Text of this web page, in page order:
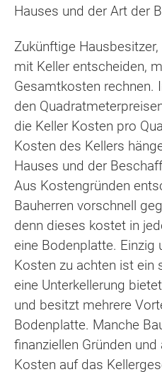
Hauses und der Art der
Zukünftige
mit Keller entscheiden,
Gesamtkosten rechnen.
den
die Keller Kosten pro
Kosten des Kellers
Hauses und der
Aus Kostengründen
Bauherren vorschnell
denn dieses kostet in
eine Bodenplatte. Einzig
Kosten zu achten ist ein
eine Unterkellerung
und besitzt mehrere
Bodenplatte. Manche
finanziellen Gründen
Kosten auf das